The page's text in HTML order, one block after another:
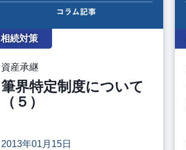
相続対策
資産承継
筆界特定制度について
（５）
2013年01月15日